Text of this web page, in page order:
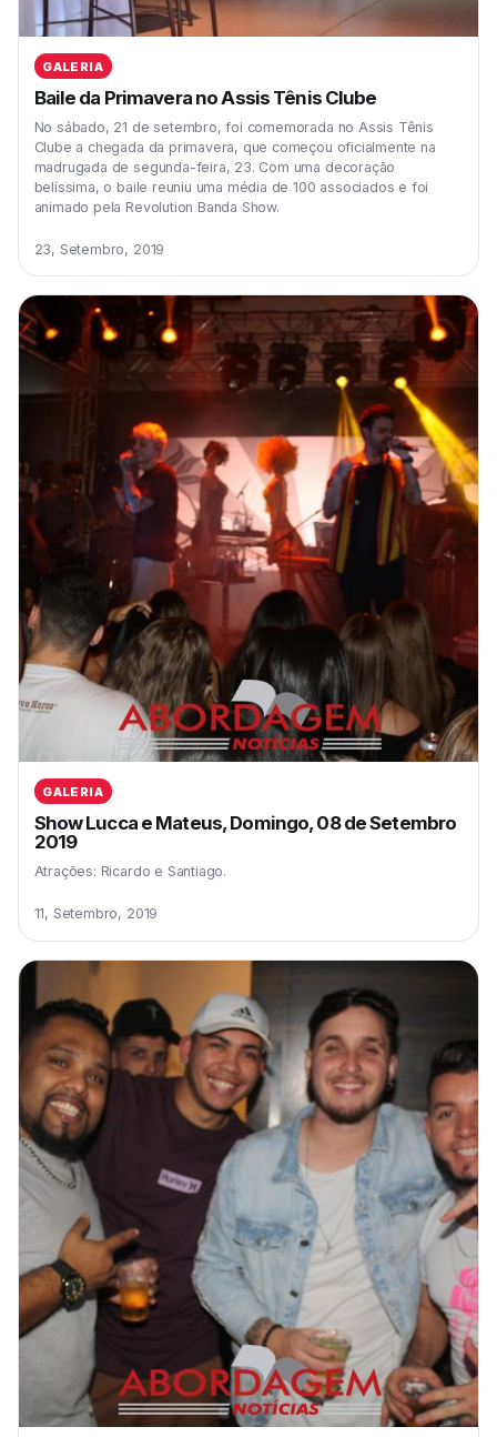
GALERIA
Baile da Primavera no Assis Tênis Clube
No sábado, 21 de setembro, foi comemorada no Assis Tênis
Clube a chegada da primavera, que começou oficialmente na
madrugada de segunda-feira, 23. Com uma decoração
belíssima, o baile reuniu uma média de 100 associados e foi
animado pela Revolution Banda Show.
23, Setembro, 2019
GALERIA
Show Lucca e Mateus, Domingo, 08 de Setembro
2019
Atrações: Ricardo e Santiago.
11, Setembro, 2019